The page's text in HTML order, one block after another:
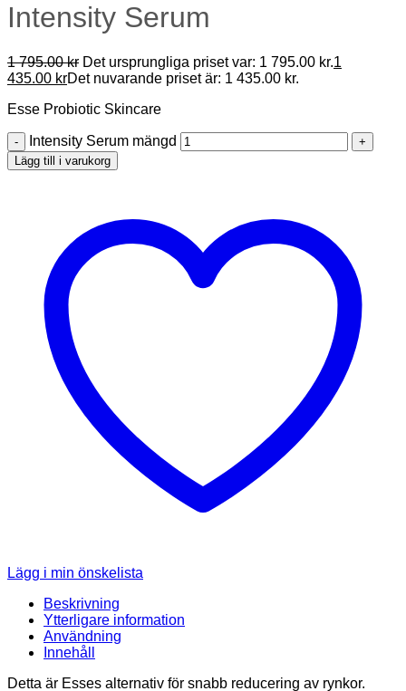
Intensity Serum
1 795.00kr Det ursprungliga priset var: 1 795.00 kr.1
435.00 krDet nuvarande priset är: 1 435.00 kr.
Esse Probiotic Skincare
Intensity Serum mängd
Lägg till i varukorg
Lägg i min önskelista
Beskrivning
Ytterligare information
Användning
Innehåll
Detta är Esses alternativ för snabb reducering av rynkor.